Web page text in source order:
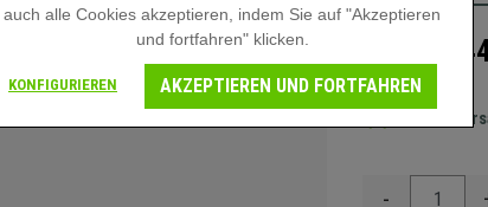
Gratis
-
auch alle Cookies akzeptieren, indem Sie auf "Akzeptieren
und fortfahren" klicken.
KONFIGURIEREN AKZEPTIEREN UND FORTFAHREN